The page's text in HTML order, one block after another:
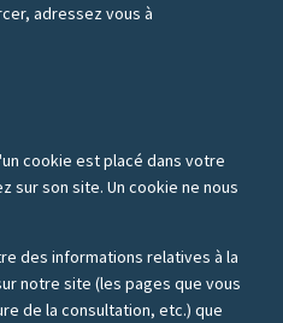
adressez vous à
cookie est placé dans votre
sur son site. Un cookie ne nous
des informations relatives à la
notre site (les pages que vous
de la consultation, etc.) que